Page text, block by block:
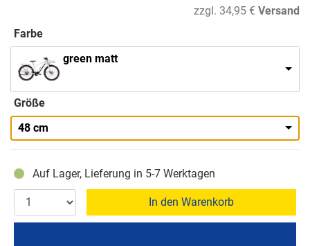
zzgl. 34,95 € Versand
Farbe
green matt
Größe
48 cm
Auf Lager, Lieferung in 5-7 Werktagen
In den Warenkorb